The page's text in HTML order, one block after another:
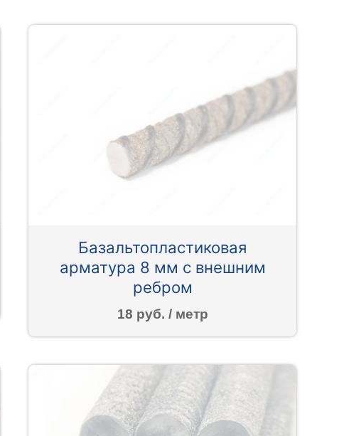
Базальтопластиковая
арматура 8 мм с внешним
ребром
18 руб. / метр